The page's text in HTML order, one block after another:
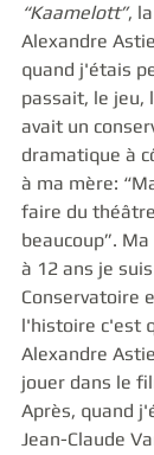
“Kaamelott”,
Alexandre
quand j'étais
passait, le jeu,
avait un
dramatique à
à ma mère:
faire du
beaucoup”.
à 12 ans je
Conservatoire
l'histoire c'est
Alexandre
jouer dans le
Après, quand
Jean-Claude